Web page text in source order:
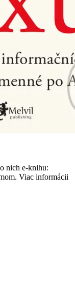
nich e-knihu:
Viac informácii